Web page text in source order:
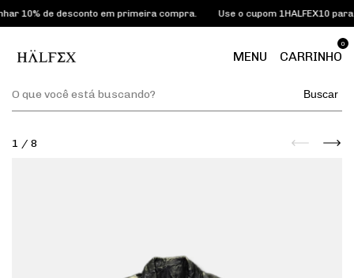
10% de desconto em primeira compra. Use o cupom 1HALFEX10
MENU CARRINHO
0
Buscar
1 / 8